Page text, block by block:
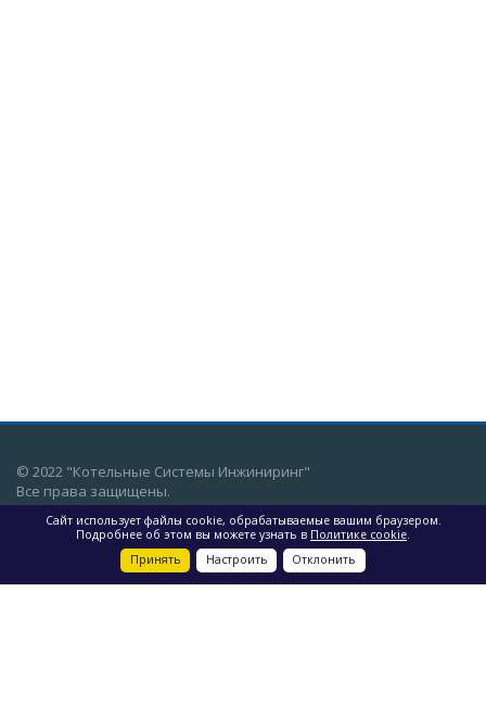
© 2022 "Котельные Системы Инжиниринг"
Все права защищены.
г. Екатеринбург, ул. Восточная,
Сайт использует файлы cookie, обрабатываемые вашим браузером.
Подробнее об этом вы можете узнать в Политике cookie.
Принять
Настроить Отклонить